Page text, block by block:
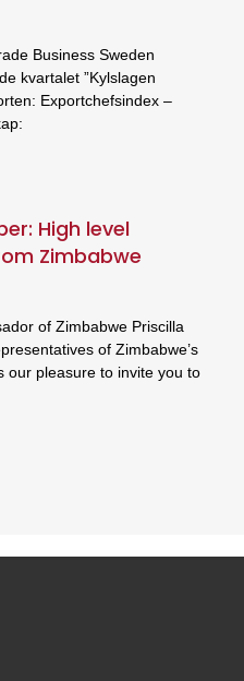
Business Sweden
kvartalet ”Kylslagen
Exportchefsindex –
High level
Zimbabwe
of Zimbabwe Priscilla
of Zimbabwe’s
our pleasure to invite you to